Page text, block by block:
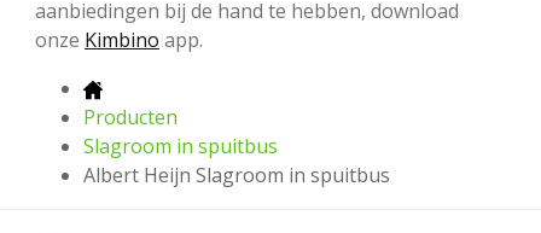
aanbiedingen bij de hand te hebben, download
onze Kimbino app.
Producten
Slagroom in spuitbus
Albert Heijn Slagroom in spuitbus